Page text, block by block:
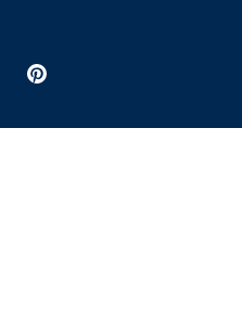
TeilenAnpinnen